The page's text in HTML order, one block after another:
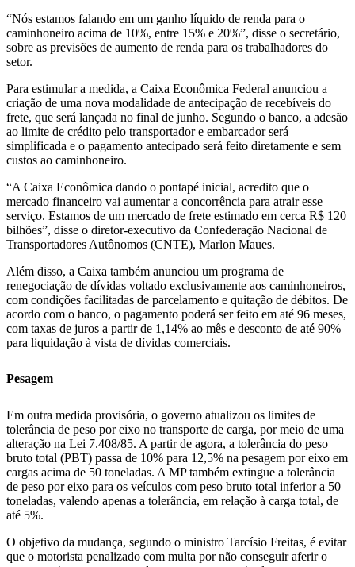
“Nós estamos falando em um ganho líquido de renda para o
caminhoneiro acima de 10%, entre 15% e 20%”, disse o secretário,
sobre as previsões de aumento de renda para os trabalhadores do
setor.
Para estimular a medida, a Caixa Econômica Federal anunciou a
criação de uma nova modalidade de antecipação de recebíveis do
frete, que será lançada no final de junho. Segundo o banco, a adesão
ao limite de crédito pelo transportador e embarcador será
simplificada e o pagamento antecipado será feito diretamente e sem
custos ao caminhoneiro.
“A Caixa Econômica dando o pontapé inicial, acredito que o
mercado financeiro vai aumentar a concorrência para atrair esse
serviço. Estamos de um mercado de frete estimado em cerca R$ 120
bilhões”, disse o diretor-executivo da Confederação Nacional de
Transportadores Autônomos (CNTE), Marlon Maues.
Além disso, a Caixa também anunciou um programa de
renegociação de dívidas voltado exclusivamente aos caminhoneiros,
com condições facilitadas de parcelamento e quitação de débitos. De
acordo com o banco, o pagamento poderá ser feito em até 96 meses,
com taxas de juros a partir de 1,14% ao mês e desconto de até 90%
para liquidação à vista de dívidas comerciais.
Pesagem
Em outra medida provisória, o governo atualizou os limites de
tolerância de peso por eixo no transporte de carga, por meio de uma
alteração na Lei 7.408/85. A partir de agora, a tolerância do peso
bruto total (PBT) passa de 10% para 12,5% na pesagem por eixo em
cargas acima de 50 toneladas. A MP também extingue a tolerância
de peso por eixo para os veículos com peso bruto total inferior a 50
toneladas, valendo apenas a tolerância, em relação à carga total, de
até 5%.
O objetivo da mudança, segundo o ministro Tarcísio Freitas, é evitar
que o motorista penalizado com multa por não conseguir aferir o